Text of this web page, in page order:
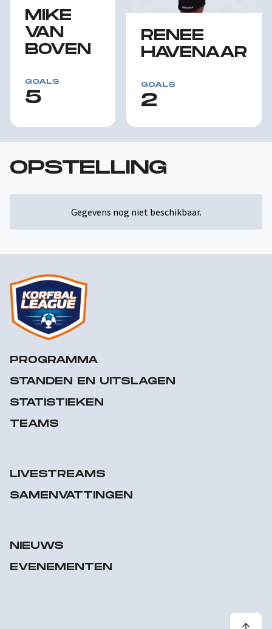
MIKE
VAN
BOVEN
GOALS
5
RENEE
HAVENAAR
GOALS
2
OPSTELLING
Gegevens nog niet beschikbaar.
PROGRAMMA
STANDEN EN UITSLAGEN
STATISTIEKEN
TEAMS
LIVESTREAMS
SAMENVATTINGEN
NIEUWS
EVENEMENTEN